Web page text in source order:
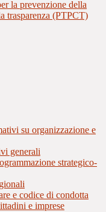
la prevenzione della
trasparenza (PTPCT)
su organizzazione e
generali
strategico-
e codice di condotta
e imprese